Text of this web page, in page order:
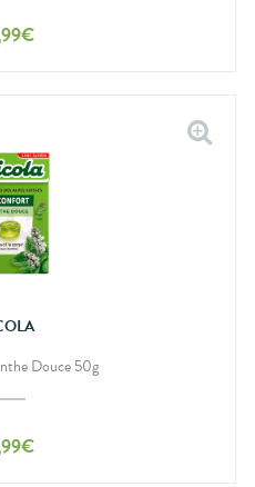
99€
Douce 50g
99€